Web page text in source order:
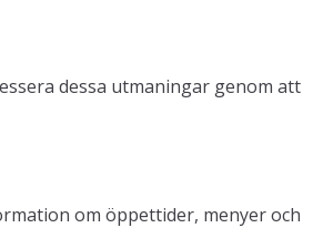
dessa utmaningar genom att
om öppettider, menyer och